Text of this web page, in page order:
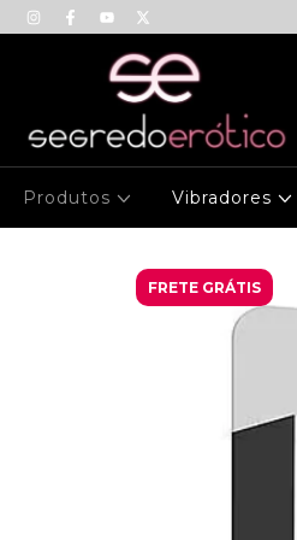
Produtos Vibradores
FRETE GRÁTIS